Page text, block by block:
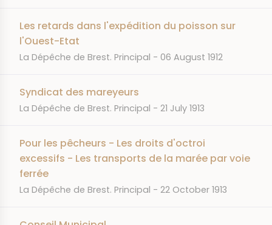
Les retards dans l'expédition du poisson sur
l'Ouest-Etat
JOURNAL
La Dépêche de Brest. Principal DATE
06 August 1912
Syndicat des mareyeurs
JOURNAL
La Dépêche de Brest. Principal DATE
21 July 1913
Pour les pêcheurs - Les droits d'octroi
excessifs - Les transports de la marée par voie
ferrée
JOURNAL
La Dépêche de Brest. Principal DATE
22 October 1913